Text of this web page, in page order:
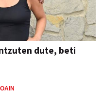
dute, beti